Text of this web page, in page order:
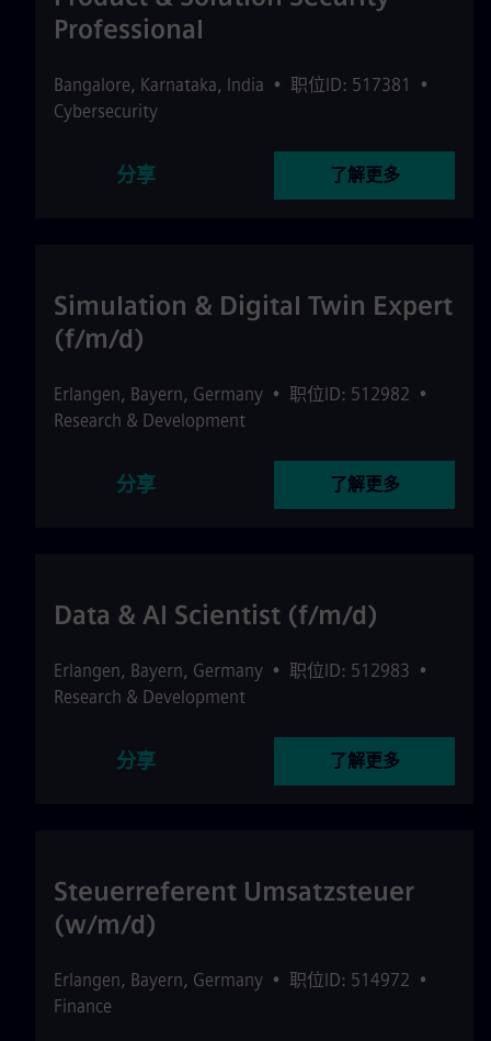
Professional
Bangalore, Karnataka, India • 职位ID: 517381
•
Cybersecurity
分享 了解更多
Simulation & Digital Twin Expert
(f/m/d)
Erlangen, Bayern, Germany • 职位ID: 512982 •
Research & Development
分享 了解更多
Data & AI Scientist (f/m/d)
Erlangen, Bayern, Germany • 职位ID: 512983 •
Research & Development
分享 了解更多
Steuerreferent Umsatzsteuer
(w/m/d)
Erlangen, Bayern, Germany • 职位ID: 514972 •
Finance